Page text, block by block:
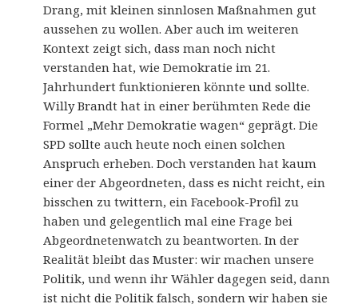
Drang, mit kleinen sinnlosen Maßnahmen gut
aussehen zu wollen. Aber auch im weiteren
Kontext zeigt sich, dass man noch nicht
verstanden hat, wie Demokratie im 21.
Jahrhundert funktionieren könnte und sollte.
Willy Brandt hat in einer berühmten Rede die
Formel „Mehr Demokratie wagen“ geprägt. Die
SPD sollte auch heute noch einen solchen
Anspruch erheben. Doch verstanden hat kaum
einer der Abgeordneten, dass es nicht reicht, ein
bisschen zu twittern, ein Facebook-Profil zu
haben und gelegentlich mal eine Frage bei
Abgeordnetenwatch zu beantworten. In der
Realität bleibt das Muster: wir machen unsere
Politik, und wenn ihr Wähler dagegen seid, dann
ist nicht die Politik falsch, sondern wir haben sie